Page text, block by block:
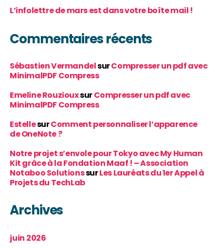
L’infolettre de mars est dans votre boîte mail !
Commentaires récents
Sébastien VermandelsurCompresser un pdf avec
MinimalPDF Compress
Emeline RouziouxsurCompresser un pdf avec
MinimalPDF Compress
EstellesurComment personnaliser l’apparence
de OneNote ?
Notre projet s’envole pour Tokyo avec My Human
Kit grâce à la Fondation Maaf ! – Association
Notaboo SolutionssurLes Lauréats du 1er Appel à
Projets du TechLab
Archives
juin 2026